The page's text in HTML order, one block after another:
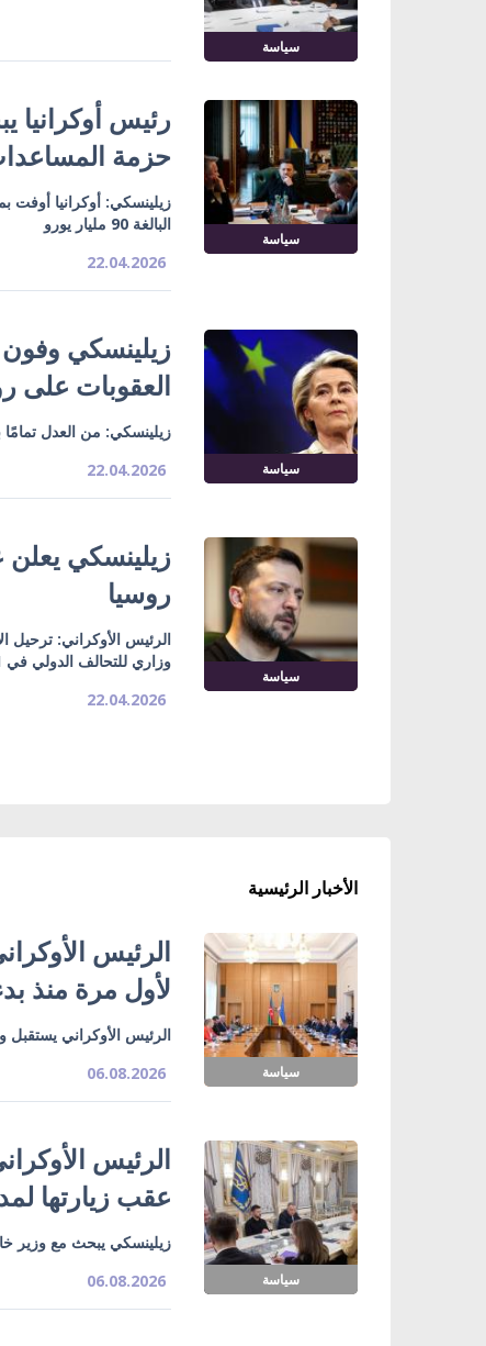
سياسة
سياسة
رئيس
حزمة المساعدات
زيلينسكي: أوكرانيا أوفت
البالغة 90 مليار يورو
22.04.2026
سياسة
زيلينسكي وفون
العقوبات على
زيلينسكي: من العدل تمامًا
22.04.2026
سياسة
روسيا
الرئيس الأوكراني: ترحيل
وزاري للتحالف الدولي في 11 مايو
22.04.2026
الأخبار الرئيسية
سياسة
الرئيس
لأول مرة منذ
الرئيس الأوكراني يستقبل
06.08.2026
سياسة
الرئيس
عقب زيارتها
زيلينسكي يبحث مع وزير
06.08.2026